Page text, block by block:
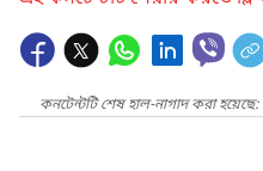
কনটেন্টটি শেষ হাল-নাগাদ করা